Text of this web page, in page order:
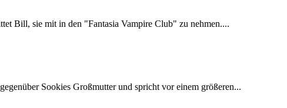
Bill, sie mit in den "Fantasia Vampire Club" zu nehmen....
Sookies Großmutter und spricht vor einem größeren...